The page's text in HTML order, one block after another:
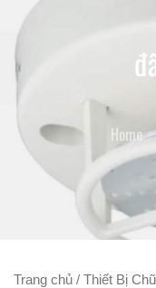
Home
Trang chủ / Thiết Bị